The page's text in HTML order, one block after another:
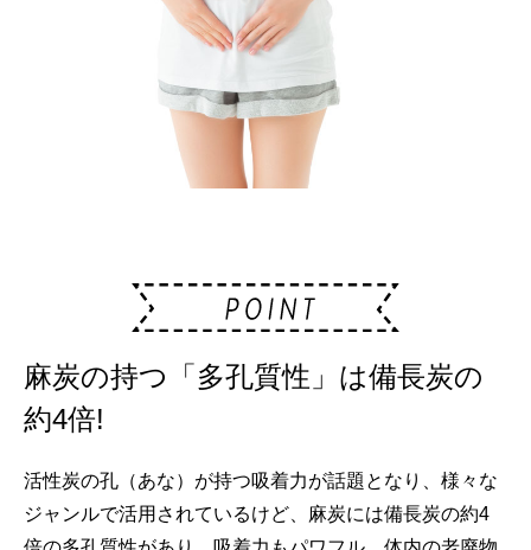
麻炭の持つ「多孔質性」は備長炭の
約4倍!
活性炭の孔（あな）が持つ吸着力が話題となり、様々な
ジャンルで活用されているけど、麻炭には備長炭の約4